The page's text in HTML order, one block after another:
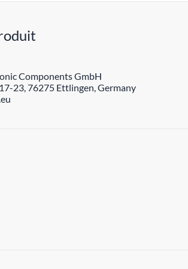
Components GmbH
23, 76275 Ettlingen, Germany